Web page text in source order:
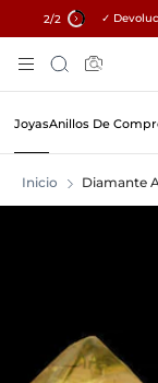
2/2 ✓
To
Content
Búsqueda
JoyasAnillos De
Inicio Diamante